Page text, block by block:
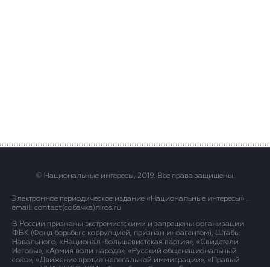
© Национальные интересы, 2019. Все права защищены.
Электронное периодическое издание «Национальные интересы» .
email: contact(сoбaчка)niros.ru
В России признаны экстремистскими и запрещены организации
ФБК (Фонд борьбы с коррупцией, признан иноагентом), Штабы
Навального, «Национал-большевистская партия», «Свидетели
Иеговы», «Армия воли народа», «Русский общенациональный
союз», «Движение против нелегальной иммиграции», «Правый